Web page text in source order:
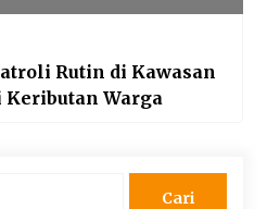
Rutin di Kawasan
Keributan Warga